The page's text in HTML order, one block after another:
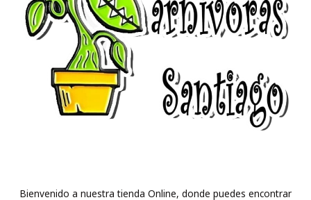
Bienvenido a nuestra tienda Online, donde puedes encontrar